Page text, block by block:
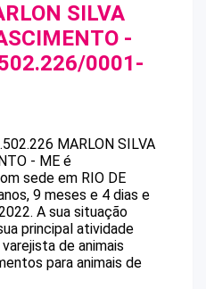
SILVA
-
0001-
MARLON SILVA
- ME é
sede em RIO DE
9 meses e 4 dias e
A sua situação
principal atividade
de animais
para animais de